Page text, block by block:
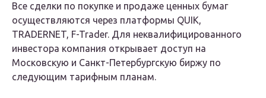
Все сделки по покупке и продаже ценных бумаг
осуществляются через платформы QUIK,
TRADERNET, F-Trader. Для неквалифицированного
инвестора компания открывает доступ на
Московскую и Санкт-Петербургскую биржу по
следующим тарифным планам.